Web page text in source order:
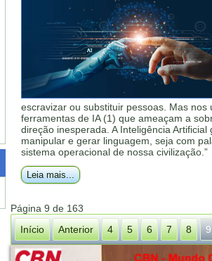
escravizar ou substituir pessoas. Mas
ferramentas de IA (1) que ameaçam a
direção inesperada. A Inteligência
manipular e gerar linguagem, seja com
sistema operacional de nossa civilização.”
Leia mais...
Página 9 de 163
Início
Anterior 4 5 6 7 8 9